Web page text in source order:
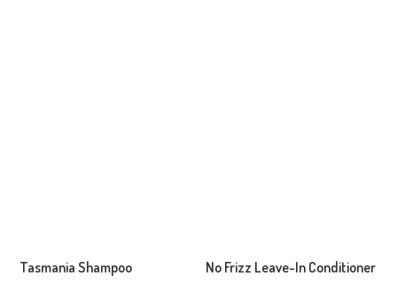
Tasmania Shampoo No Frizz Leave-In Conditioner